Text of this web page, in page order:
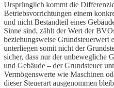
Ursprünglich kommt die
Betriebsvorrichtungen einem
und nicht Bestandteil eines
Sinne sind, zählt der Wert der
beziehungsweise Grundsteuerwert
unterliegen somit nicht der
sicher, dass nur der unbewegliche
und Gebäude – der Grundsteuer
Vermögenswerte wie Maschinen
dieser Steuerart ausgenommen